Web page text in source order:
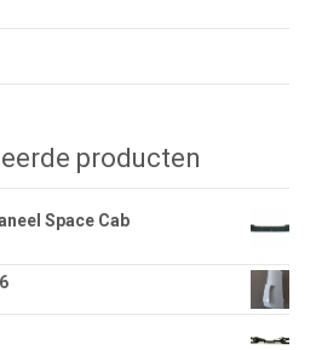
producten
Space Cab